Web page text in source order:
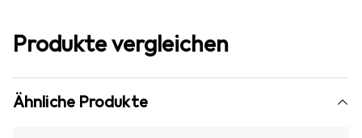
Produkte vergleichen
Ähnliche Produkte